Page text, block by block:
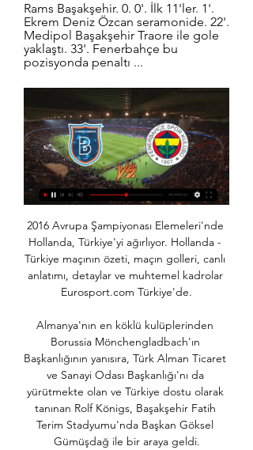
Rams Başakşehir. 0. 0'. İlk 11'ler. 1'.
Ekrem Deniz Özcan seramonide. 22'.
Medipol Başakşehir Traore ile gole
yaklaştı. 33'. Fenerbahçe bu
pozisyonda penaltı ...
2016 Avrupa Şampiyonası Elemeleri'nde
Hollanda, Türkiye'yi ağırlıyor. Hollanda -
Türkiye maçının özeti, maçın golleri, canlı
anlatımı, detaylar ve muhtemel kadrolar
Eurosport.com Türkiye'de.
Almanya'nın en köklü kulüplerinden
Borussia Mönchengladbach'ın
Başkanlığının yanısıra, Türk Alman Ticaret
ve Sanayi Odası Başkanlığı'nı da
yürütmekte olan ve Türkiye dostu olarak
tanınan Rolf Königs, Başakşehir Fatih
Terim Stadyumu'nda Başkan Göksel
Gümüşdağ ile bir araya geldi.